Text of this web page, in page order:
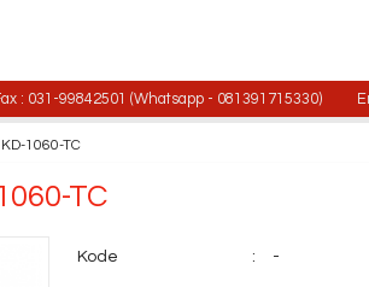
99842501 (Whatsapp - 081391715330) Email :
1060-TC
TC
Kode : -